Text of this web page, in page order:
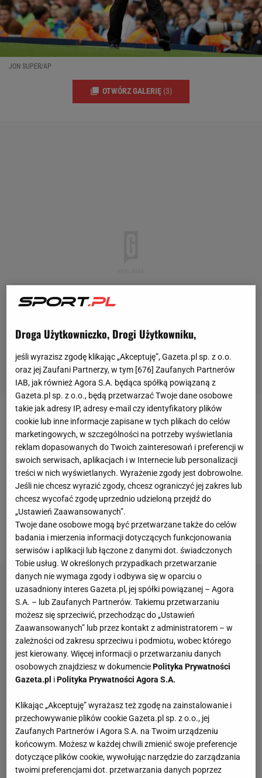
JON SUPER/AP
OTWÓRZ GALERIĘ (3)
Rafa Benitezjest doskonale znanym trenerem na
Wyspach. Hiszpan w przeszłości trenowałLiverpool
czyli odwiecznego rywalaEvertonu. Z ekipą z Anfield
zdobył w sezonie 2004/04 Ligę Mistrzów, w sezonie
2005/06 Puchar Anglii i Superpuchar UEFA, a w
kolejnym Superpuchar Anglii. Obecnie Benitez
pozostaje bez pracy, po tym jak opuścił chiński klub -
Dalian Professional - w styczniu 2021 roku.
Droga Użytkowniczko, Drogi Użytkowniku,
jeśli wyrazisz zgodę klikając „Akceptuję”, Gazeta.pl sp. z o.o.
oraz jej Zaufani Partnerzy, w tym [676] Zaufanych Partnerów
IAB, jak również Agora S.A. będąca spółką powiązaną z
Gazeta.pl sp. z o.o., będą przetwarzać Twoje dane osobowe
takie jak adresy IP, adresy e-mail czy identyfikatory plików
cookie lub inne informacje zapisane w tych plikach do celów
marketingowych, w szczególności na potrzeby wyświetlania
reklam dopasowanych do Twoich zainteresowań i preferencji w
swoich serwisach, aplikacjach i w Internecie lub personalizacji
treści w nich wyświetlanych. Wyrażenie zgody jest dobrowolne.
Jeśli nie chcesz wyrazić zgody, chcesz ograniczyć jej zakres lub
chcesz wycofać zgodę uprzednio udzieloną przejdź do
„Ustawień Zaawansowanych”.
Twoje dane osobowe mogą być przetwarzane także do celów
badania i mierzenia informacji dotyczących funkcjonowania
serwisów i aplikacji lub łączone z danymi dot. świadczonych
Tobie usług. W określonych przypadkach przetwarzanie
danych nie wymaga zgody i odbywa się w oparciu o
uzasadniony interes Gazeta.pl, jej spółki powiązanej – Agora
S.A. – lub Zaufanych Partnerów. Takiemu przetwarzaniu
możesz się sprzeciwić, przechodząc do „Ustawień
Zaawansowanych” lub przez kontakt z administratorem – w
zależności od zakresu sprzeciwu i podmiotu, wobec którego
jest kierowany. Więcej informacji o przetwarzaniu danych
osobowych znajdziesz w dokumenciePolityka Prywatności
Gazeta.pl iPolityka Prywatności Agora S.A.
Klikając „Akceptuję” wyrażasz też zgodę na zainstalowanie i
przechowywanie plików cookie Gazeta.pl sp. z o.o., jej
Zaufanych Partnerów i Agora S.A. na Twoim urządzeniu
końcowym. Możesz w każdej chwili zmienić swoje preferencje
dotyczące plików cookie, wywołując narzędzie do zarządzania
twoimi preferencjami dot. przetwarzania danych poprzez